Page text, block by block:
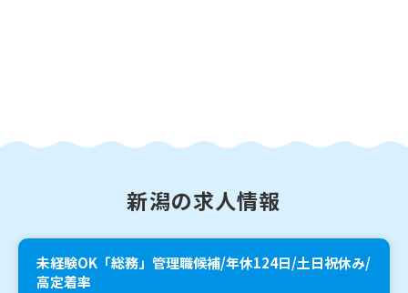
新潟の求人情報
未経験OK「総務」管理職候補/年休124日/土日祝休み/
高定着率